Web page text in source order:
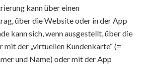
kann über einen
über die Website oder in der App
kann sich, wenn ausgestellt, über die
mit der „virtuellen Kundenkarte“ (=
und Name) oder mit der App